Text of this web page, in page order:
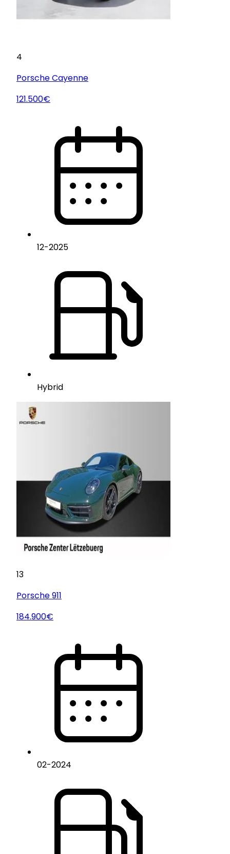
4
PorscheCayenne
121.500€
12-2025
Hybrid
13
Porsche911
184.900€
02-2024